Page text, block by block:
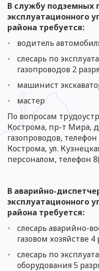
В службу подземных
эксплуатационного
района требуется:
водитель
слесарь по
газопроводов 2
машинист
мастер
По вопросам
Кострома, пр-т Мира,
газопроводов, телефон
Кострома, ул.
персоналом, телефон
В аварийно-
эксплуатационного
района требуется:
слесарь аварийно-
газовом хозяйстве 4
слесарь по
оборудования 5